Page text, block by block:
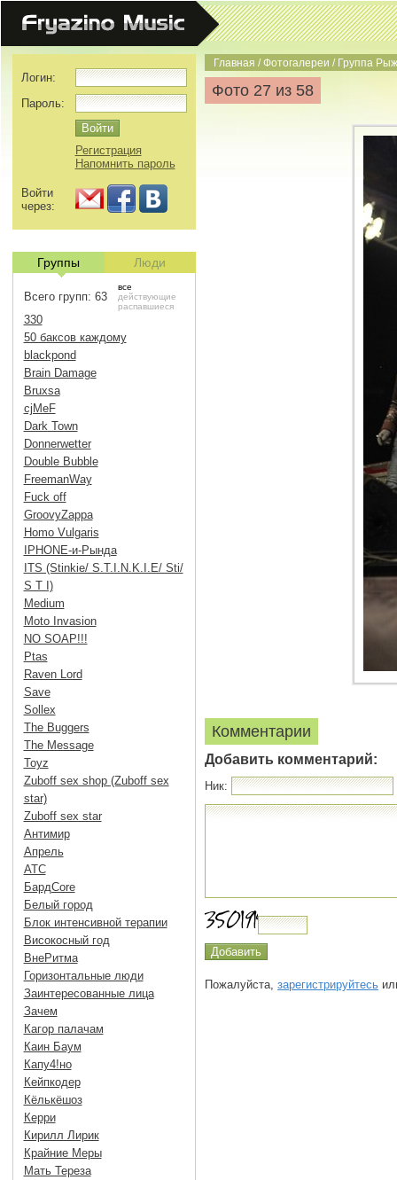
Главная /Фотогалереи / Группа
Фото 27 из 58
Комментарии
Добавить комментарий:
Ник:
Пожалуйста, зарегистрируйтесь
Логин:
Пароль:
Регистрация
Напомнить пароль
Войти
через:
Группы Люди
Всего групп: 63
все
действующие
распавшиеся
330
50 баксов каждому
blackpond
Brain Damage
Bruxsa
cjMeF
Dark Town
Donnerwetter
Double Bubble
FreemanWay
Fuck off
GroovyZappa
Homo Vulgaris
IPHONE-и-Рында
ITS (Stinkie/ S.T.I.N.K.I.E/ Sti/
S T I)
Medium
Moto Invasion
NO SOAP!!!
Ptas
Raven Lord
Save
Sollex
The Buggers
The Message
Toyz
Zuboff sex shop (Zuboff sex
star)
Zuboff sex star
Антимир
Апрель
АТС
БардCore
Белый город
Блок интенсивной терапии
Високосный год
ВнеРитма
Горизонтальные люди
Заинтересованные лица
Зачем
Кагор палачам
Каин Баум
Капу4!но
Кейпкодер
Кёлькёшоз
Керри
Кирилл Лирик
Крайние Меры
Мать Тереза